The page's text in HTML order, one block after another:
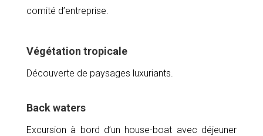
comité d’entreprise.
Végétation tropicale
Découverte de paysages luxuriants.
Back waters
Excursion à bord d’un house-boat avec déjeuner